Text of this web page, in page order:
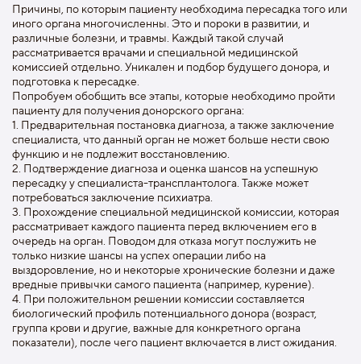
Причины, по которым пациенту необходима пересадка того или
иного органа многочисленны. Это и пороки в развитии, и
различные болезни, и травмы. Каждый такой случай
рассматривается врачами и специальной медицинской
комиссией отдельно. Уникален и подбор будущего донора, и
подготовка к пересадке.
Попробуем обобщить все этапы, которые необходимо пройти
пациенту для получения донорского органа:
1. Предварительная постановка диагноза, а также заключение
специалиста, что данный орган не может больше нести свою
функцию и не подлежит восстановлению.
2. Подтверждение диагноза и оценка шансов на успешную
пересадку у специалиста-трансплантолога. Также может
потребоваться заключение психиатра.
3. Прохождение специальной медицинской комиссии, которая
рассматривает каждого пациента перед включением его в
очередь на орган. Поводом для отказа могут послужить не
только низкие шансы на успех операции либо на
выздоровление, но и некоторые хронические болезни и даже
вредные привычки самого пациента (например, курение).
4. При положительном решении комиссии составляется
биологический профиль потенциального донора (возраст,
группа крови и другие, важные для конкретного органа
показатели), после чего пациент включается в лист ожидания.